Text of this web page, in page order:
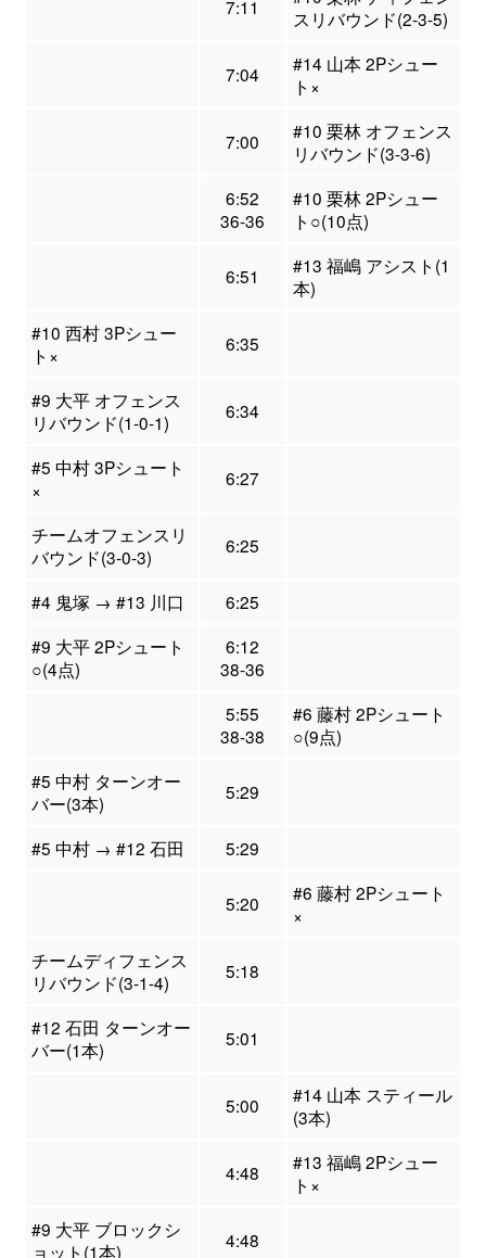
7:11
スリバウンド(2-3-5)
7:04
#14 山本 2Pシュー
ト×
7:00
#10 栗林 オフェンス
リバウンド(3-3-6)
6:52
36-36
#10 栗林 2Pシュー
ト○(10点)
6:51
#13 福嶋 アシスト(1
本)
#10 西村 3Pシュー
ト×
6:35
#9 大平 オフェンス
リバウンド(1-0-1)
6:34
#5 中村 3Pシュート
×
6:27
チームオフェンスリ
バウンド(3-0-3)
6:25
#4 鬼塚 → #13 川口
6:25
#9 大平 2Pシュート
○(4点)
6:12
38-36
5:55
38-38
#6 藤村 2Pシュート
○(9点)
#5 中村 ターンオー
バー(3本)
5:29
#5 中村 → #12 石田 5:29
5:20
#6 藤村 2Pシュート
×
チームディフェンス
リバウンド(3-1-4)
5:18
#12 石田 ターンオー
バー(1本)
5:01
5:00
#14 山本 スティール
(3本)
4:48
#13 福嶋 2Pシュー
ト×
#9 大平 ブロックシ
ョット(1本)
4:48